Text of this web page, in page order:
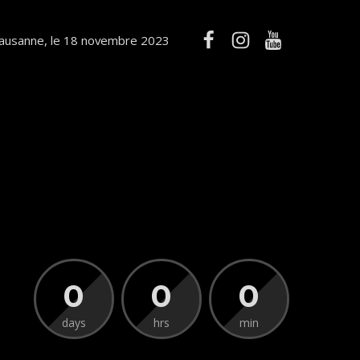
le 18 novembre 2023
0
days
0
hrs
0
min